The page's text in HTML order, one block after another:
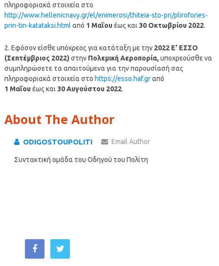
πληροφοριακά στοιχεία στο
http://www.hellenicnavy.gr/el/enimerosi/thiteia-sto-pn/plirofories-
prin-tin-katataksi.html από 1 Μαΐουέως και 30 Οκτωβρίου 2022.
2. Εφόσον είσθε υπόχρεος για κατάταξη με την 2022 Ε’ ΕΣΣΟ
(Σεπτέμβριος 2022) στην Πολεμική Αεροπορία, υποχρεούσθε να
συμπληρώσετε τα απαιτούμενα για την παρουσίασή σας
πληροφοριακά στοιχεία στο https://esso.haf.grαπό
1 Μαΐουέως και 30 Αυγούστου 2022.
About The Author
ODIGOSTOUPOLITI Email Author
Συντακτική ομάδα του Οδηγού του Πολίτη